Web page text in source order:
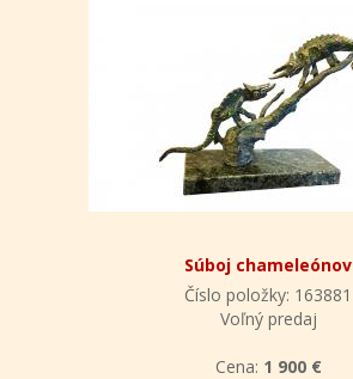
Súboj chameleónov
Číslo položky: 163881
Voľný predaj
Cena: 1 900 €